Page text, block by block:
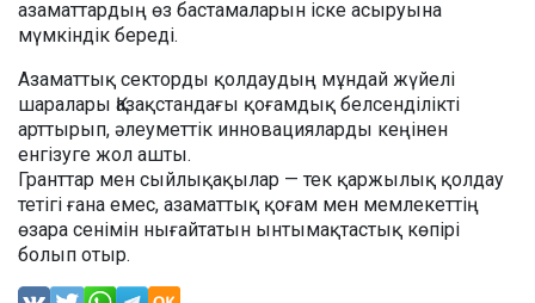
азаматтардың өз бастамаларын іске асыруына
мүмкіндік береді.
Азаматтық секторды қолдаудың мұндай жүйелі
шаралары Қазақстандағы қоғамдық белсенділікті
арттырып, әлеуметтік инновацияларды кеңінен
енгізуге жол ашты.
Гранттар мен сыйлықақылар — тек қаржылық қолдау
тетігі ғана емес, азаматтық қоғам мен мемлекеттің
өзара сенімін нығайтатын ынтымақтастық көпірі
болып отыр.